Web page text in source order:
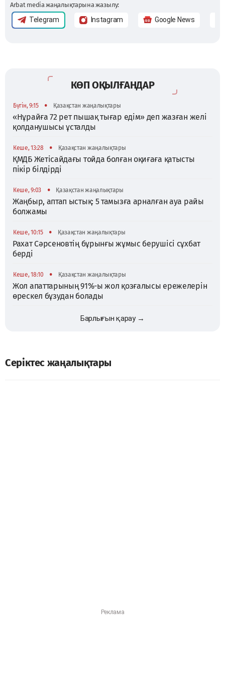
Arbat media жаңалықтарына жазылу:
Telegram Instagram Google News
КӨП ОҚЫЛҒАНДАР
Бүгін, 9:15 • Қазақстан жаңалықтары
«Нұрайға 72 рет пышақ тығар едім» деп жазған желі
қолданушысы ұсталды
Кеше, 13:28 • Қазақстан жаңалықтары
ҚМДБ Жетісайдағы тойда болған оқиғаға қатысты
пікір білдірді
Кеше, 9:03 • Қазақстан жаңалықтары
Жаңбыр, аптап ыстық: 5 тамызға арналған ауа райы
болжамы
Кеше, 10:15 • Қазақстан жаңалықтары
Рахат Сәрсеновтің бұрынғы жұмыс берушісі сұхбат
берді
Кеше, 18:10 • Қазақстан жаңалықтары
Жол апаттарының 91%-ы жол қозғалысы ережелерін
өрескел бұзудан болады
Барлығын қарау →
Серіктес жаңалықтары